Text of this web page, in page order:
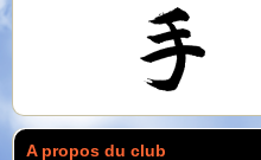
A propos du club